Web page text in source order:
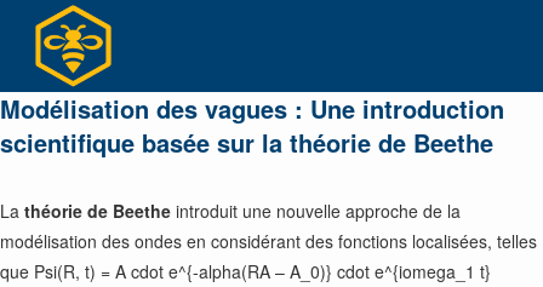
content
Modélisation des vagues : Une introduction
scientifique basée sur la théorie de Beethe
La théorie de Beethe introduit une nouvelle approche de la
modélisation des ondes en considérant des fonctions localisées, telles
que Psi(R, t) = A cdot e^{-alpha(RA – A_0)} cdot e^{iomega_1 t}